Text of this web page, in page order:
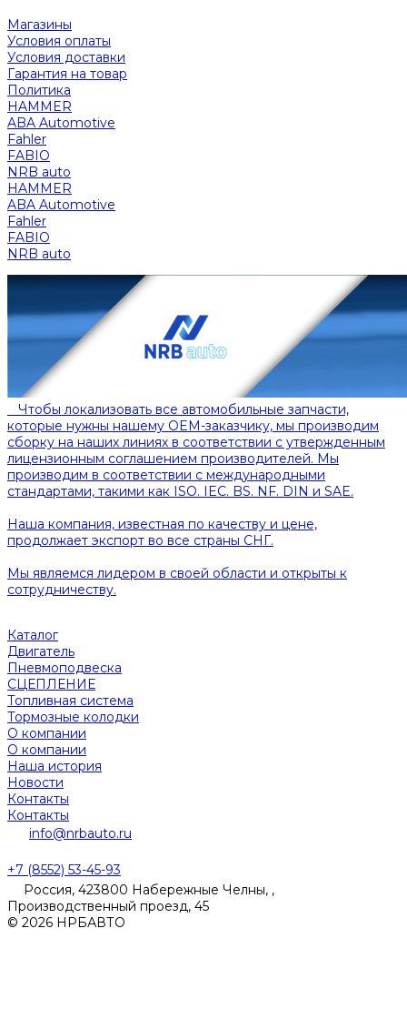
Магазины
Условия оплаты
Условия доставки
Гарантия на товар
Политика
HAMMER
ABA Automotive
Fahler
FABIO
NRB auto
HAMMER
ABA Automotive
Fahler
FABIO
NRB auto
Чтобы локализовать все автомобильные запчасти,
которые нужны нашему OEM-заказчику, мы производим
сборку на наших линиях в соответствии с утвержденным
лицензионным соглашением производителей. Мы
производим в соответствии с международными
стандартами, такими как ISO. IEC. BS. NF. DIN и SAE.
Наша компания, известная по качеству и цене,
продолжает экспорт во все страны СНГ.
Мы являемся лидером в своей области и открыты к
сотрудничеству.
Каталог
Двигатель
Пневмоподвеска
СЦЕПЛЕНИЕ
Топливная система
Тормозные колодки
О компании
О компании
Наша история
Новости
Контакты
Контакты
info@nrbauto.ru
+7 (8552) 53-45-93
Россия, 423800 Набережные Челны, ,
Производственный проезд, 45
© 2026 НРБАВТО